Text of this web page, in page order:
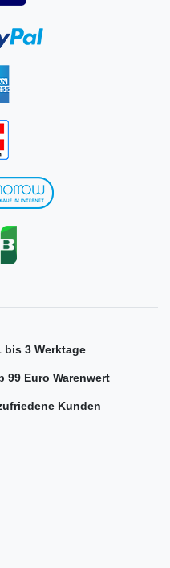
bis 3 Werktage
99 Euro Warenwert
Kunden